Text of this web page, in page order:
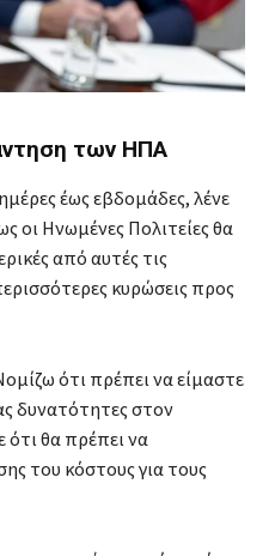
των ΗΠΑ
έως εβδομάδες, λένε
οι Ηνωμένες Πολιτείες θα
από αυτές τις
κυρώσεις προς
ότι πρέπει να είμαστε
δυνατότητες στον
θα πρέπει να
του κόστους για τους